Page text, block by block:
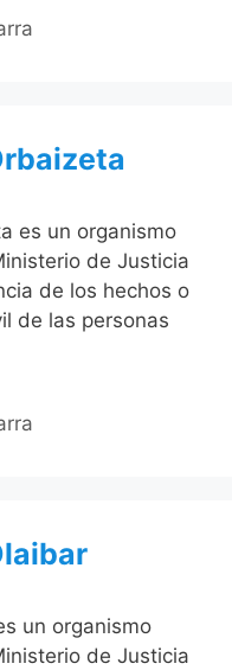
es un organismo
de Justicia
de los hechos o
de las personas
un organismo
de Justicia